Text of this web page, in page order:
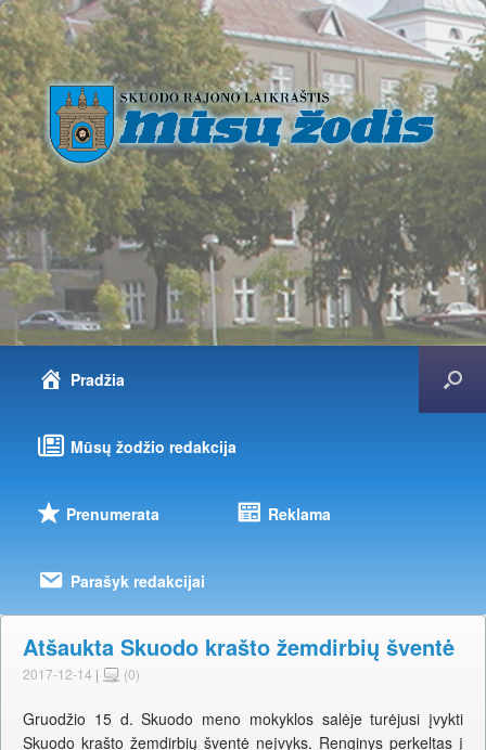
Pradžia
Mūsų žodžio redakcija
Prenumerata Reklama
Parašyk redakcijai
Atšaukta Skuodo krašto žemdirbių šventė
2017-12-14 | (0)
Gruodžio 15 d. Skuodo meno mokyklos salėje turėjusi įvykti
Skuodo krašto žemdirbių šventė neįvyks. Renginys perkeltas į